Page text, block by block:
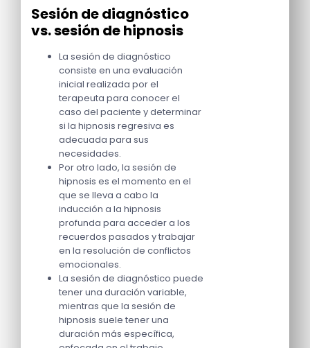
Sesión de diagnóstico
vs. sesión de hipnosis
La sesión de diagnóstico
consiste en una evaluación
inicial realizada por el
terapeuta para conocer el
caso del paciente y determinar
si la hipnosis regresiva es
adecuada para sus
necesidades.
Por otro lado, la sesión de
hipnosis es el momento en el
que se lleva a cabo la
inducción a la hipnosis
profunda para acceder a los
recuerdos pasados y trabajar
en la resolución de conflictos
emocionales.
La sesión de diagnóstico puede
tener una duración variable,
mientras que la sesión de
hipnosis suele tener una
duración más específica,